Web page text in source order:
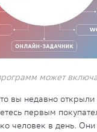
может
вы недавно
первым
человек в день.